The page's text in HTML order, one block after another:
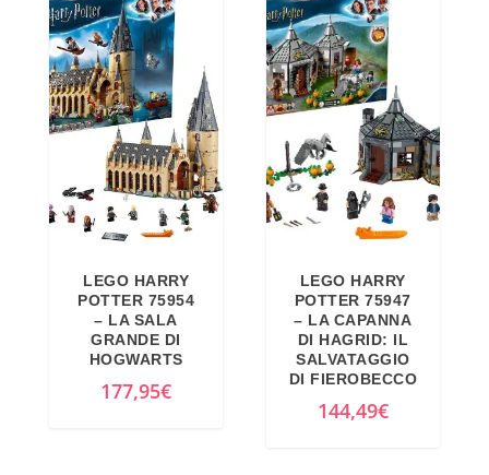
4
9
,
9
9
€
.
9
0
€
.
LEGO HARRY
POTTER 75954
– LA SALA
GRANDE DI
HOGWARTS
177,95€
LEGO HARRY
POTTER 75947
– LA CAPANNA
DI HAGRID: IL
SALVATAGGIO
DI FIEROBECCO
144,49€